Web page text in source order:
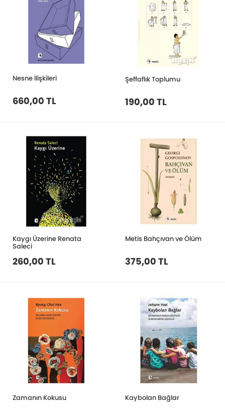
Nesne İlişkileri
660,00 TL
Şeffaflık Toplumu
190,00 TL
Kaygı Üzerine Renata
Saleci
260,00 TL
Metis Bahçıvan ve Ölüm
375,00 TL
Zamanın Kokusu Kaybolan Bağlar